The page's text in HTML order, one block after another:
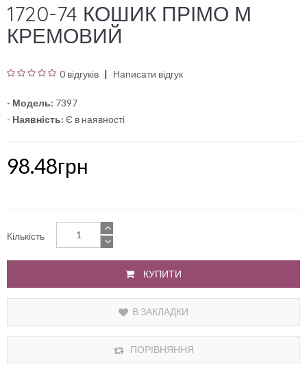
1720-74 КОШИК ПРІМО М
КРЕМОВИЙ
0 відгуків Написати відгук
- Модель: 7397
- Наявність: Є в наявності
98.48грн
Кількість
КУПИТИ
В ЗАКЛАДКИ
ПОРІВНЯННЯ